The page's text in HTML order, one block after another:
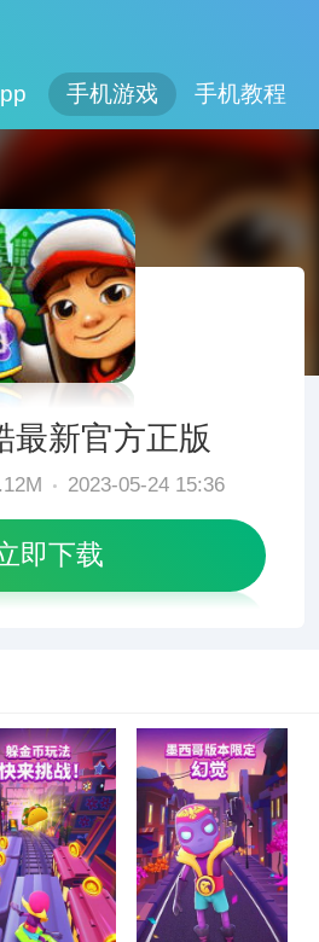
手机游戏 手机教程
最新官方正版
2023-05-24 15:36
即下载